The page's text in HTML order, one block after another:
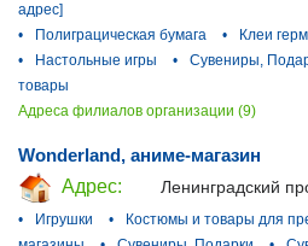
адрес]
•
Полиграцическая бумага •
Клеи
•
Настольные игры • Сувениры,
товары
Адреса филиалов организации (9)
Wonderland, аниме-магазин
Адрес:
Ленинградский
•
Игрушки • Костюмы и товары для